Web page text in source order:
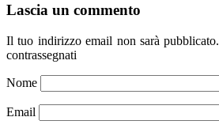
Lascia un commento
Il tuo indirizzo email non sarà pubblicato.
contrassegnati
Nome
Email